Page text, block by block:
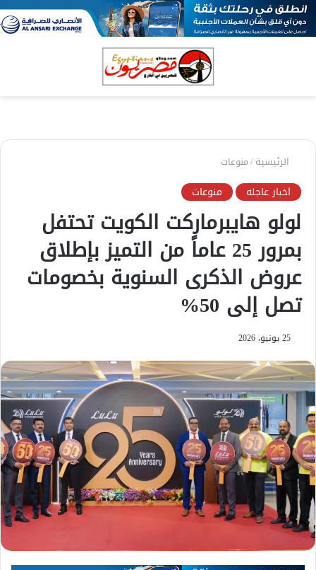
الرئيسية/منوعات
اخبار عاجله منوعات
لولو هايبرماركت الكويت تحتفل
بمرور 25 عاماً من التميز بإطلاق
عروض الذكرى السنوية بخصومات
تصل إلى 50%
25 يونيو، 2026